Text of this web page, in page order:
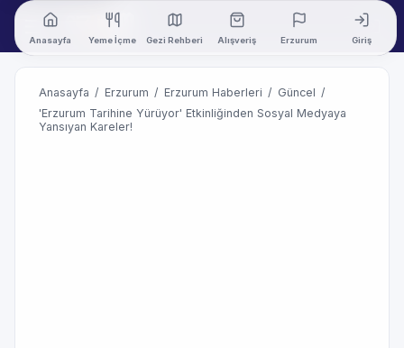
Anasayfa Yeme İçme Gezi Rehberi Alışveriş Erzurum Giriş
Anasayfa / Erzurum / Erzurum Haberleri / Güncel /
'Erzurum Tarihine Yürüyor' Etkinliğinden Sosyal Medyaya
Yansıyan Kareler!